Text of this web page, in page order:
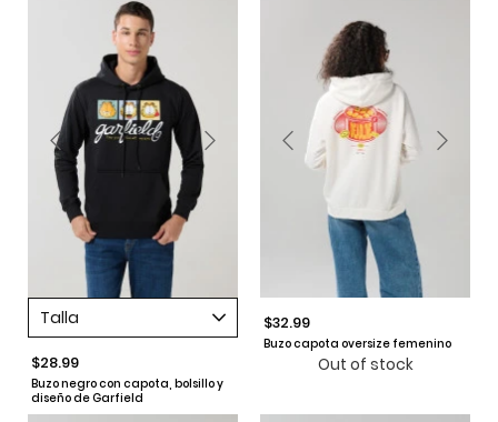
Talla
$28.99
Buzo negro con capota, bolsillo y
diseño de Garfield
$32.99
Buzo capota oversize femenino
Out of stock